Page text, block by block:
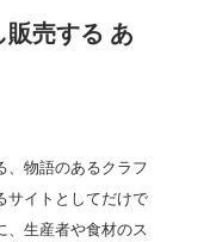
売する あ
、物語のあるクラフ
サイトとしてだけで
、生産者や食材のス